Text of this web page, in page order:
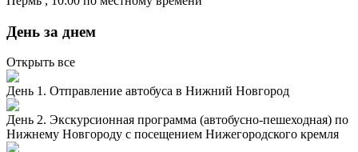
День за днем
Открыть все
День 1. Отправление автобуса в Нижний Новгород
День 2. Экскурсионная программа (автобусно-пешеходная) по
Нижнему Новгороду с посещением Нижегородского кремля